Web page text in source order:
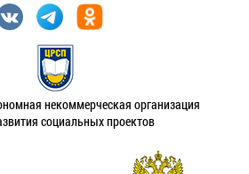
некоммерческая организация
социальных проектов